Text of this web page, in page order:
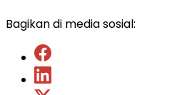
Bagikan di media sosial: